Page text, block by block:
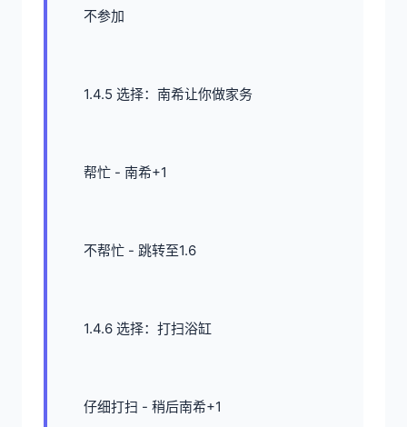
不参加
1.4.5 选择：南希让你做家务
帮忙 - 南希+1
不帮忙 - 跳转至1.6
1.4.6 选择：打扫浴缸
仔细打扫 - 稍后南希+1